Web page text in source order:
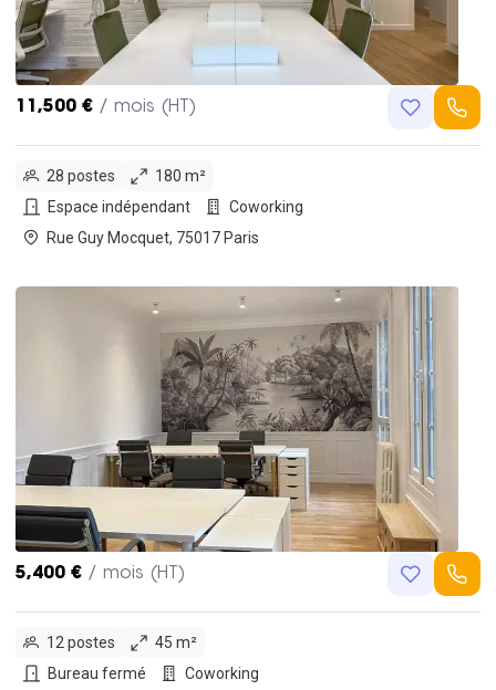
11,500 € / mois (HT)
28 postes
180 m²
Espace indépendant
Coworking
Rue Guy Mocquet, 75017 Paris
5,400 € / mois (HT)
12 postes
45 m²
Bureau fermé
Coworking